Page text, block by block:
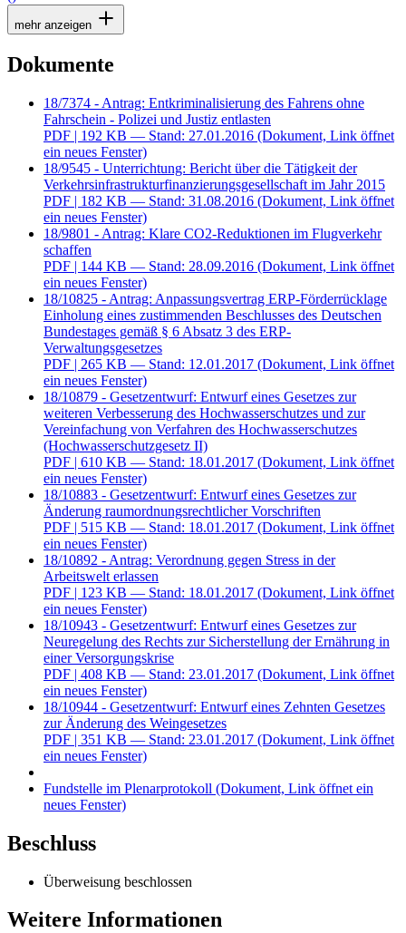
mehr anzeigen
Dokumente
18/7374 - Antrag: Entkriminalisierung des Fahrens ohne
Fahrschein - Polizei und Justiz entlasten
PDF | 192 KB — Stand: 27.01.2016 (Dokument, Link öffnet
ein neues Fenster)
18/9545 - Unterrichtung: Bericht über die Tätigkeit der
Verkehrsinfrastrukturfinanzierungsgesellschaft im Jahr 2015
PDF | 182 KB — Stand: 31.08.2016 (Dokument, Link öffnet
ein neues Fenster)
18/9801 - Antrag: Klare CO2-Reduktionen im Flugverkehr
schaffen
PDF | 144 KB — Stand: 28.09.2016 (Dokument, Link öffnet
ein neues Fenster)
18/10825 - Antrag: Anpassungsvertrag ERP-Förderrücklage
Einholung eines zustimmenden Beschlusses des Deutschen
Bundestages gemäß § 6 Absatz 3 des ERP-
Verwaltungsgesetzes
PDF | 265 KB — Stand: 12.01.2017 (Dokument, Link öffnet
ein neues Fenster)
18/10879 - Gesetzentwurf: Entwurf eines Gesetzes zur
weiteren Verbesserung des Hochwasserschutzes und zur
Vereinfachung von Verfahren des Hochwasserschutzes
(Hochwasserschutzgesetz II)
PDF | 610 KB — Stand: 18.01.2017 (Dokument, Link öffnet
ein neues Fenster)
18/10883 - Gesetzentwurf: Entwurf eines Gesetzes zur
Änderung raumordnungsrechtlicher Vorschriften
PDF | 515 KB — Stand: 18.01.2017 (Dokument, Link öffnet
ein neues Fenster)
18/10892 - Antrag: Verordnung gegen Stress in der
Arbeitswelt erlassen
PDF | 123 KB — Stand: 18.01.2017 (Dokument, Link öffnet
ein neues Fenster)
18/10943 - Gesetzentwurf: Entwurf eines Gesetzes zur
Neuregelung des Rechts zur Sicherstellung der Ernährung in
einer Versorgungskrise
PDF | 408 KB — Stand: 23.01.2017 (Dokument, Link öffnet
ein neues Fenster)
18/10944 - Gesetzentwurf: Entwurf eines Zehnten Gesetzes
zur Änderung des Weingesetzes
PDF | 351 KB — Stand: 23.01.2017 (Dokument, Link öffnet
ein neues Fenster)
Fundstelle im Plenarprotokoll (Dokument, Link öffnet ein
neues Fenster)
Beschluss
Überweisung beschlossen
Weitere Informationen